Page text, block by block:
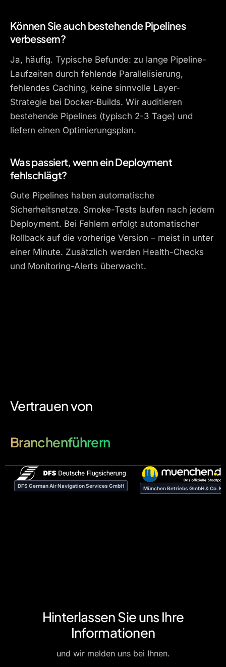
Können Sie auch bestehende Pipelines
verbessern?
Ja, häufig. Typische Befunde: zu lange Pipeline-
Laufzeiten durch fehlende Parallelisierung,
fehlendes Caching, keine sinnvolle Layer-
Strategie bei Docker-Builds. Wir auditieren
bestehende Pipelines (typisch 2-3 Tage) und
liefern einen Optimierungsplan.
Was passiert, wenn ein Deployment
fehlschlägt?
Gute Pipelines haben automatische
Sicherheitsnetze. Smoke-Tests laufen nach jedem
Deployment. Bei Fehlern erfolgt automatischer
Rollback auf die vorherige Version – meist in unter
einer Minute. Zusätzlich werden Health-Checks
und Monitoring-Alerts überwacht.
Vertrauen von
Branchenführern
DFS German Air Navigation Services GmbH München Betriebs GmbH & Co. KG
Hinterlassen Sie uns Ihre
Informationen
und wir melden uns bei Ihnen.